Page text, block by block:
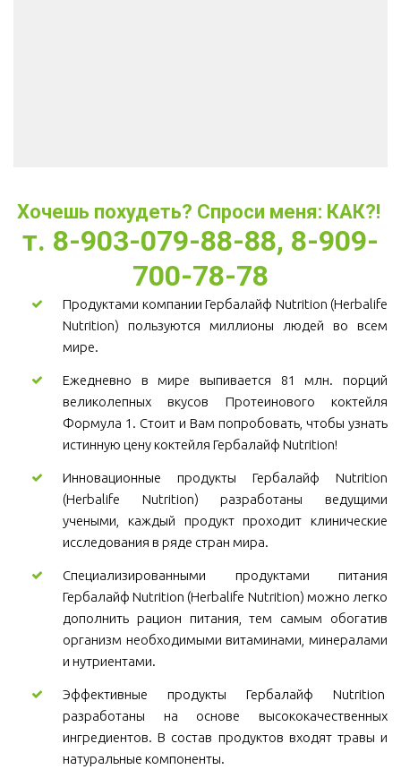
Хочешь похудеть? Спроси меня: КАК?!
т. 8-903-079-88-88, 8-909-
700-78-78
Продуктами компании Гербалайф Nutrition (Herbalife
Nutrition) пользуются миллионы людей во всем
мире.
Ежедневно в мире выпивается 81 млн. порций
великолепных вкусов Протеинового коктейля
Формула 1. Стоит и Вам попробовать, чтобы узнать
истинную цену коктейля Гербалайф Nutrition!
Инновационные продукты Гербалайф Nutrition
(Herbalife Nutrition) разработаны ведущими
учеными, каждый продукт проходит клинические
исследования в ряде стран мира.
Специализированными продуктами питания
Гербалайф Nutrition (Herbalife Nutrition) можно легко
дополнить рацион питания, тем самым обогатив
организм необходимыми витаминами, минералами
и нутриентами.
Эффективные продукты Гербалайф Nutrition
разработаны на основе высококачественных
ингредиентов. В состав продуктов входят травы и
натуральные компоненты.